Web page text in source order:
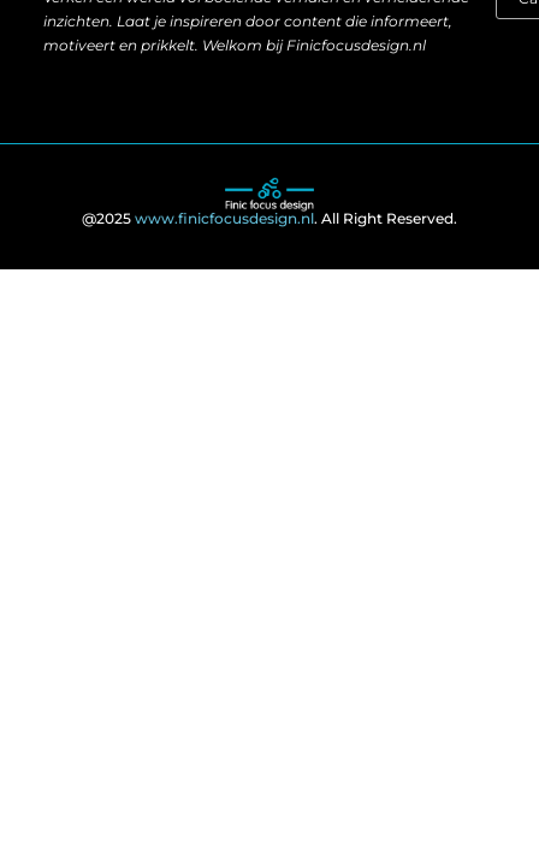
inzichten. Laat je inspireren door content die informeert,
motiveert en prikkelt. Welkom bij Finicfocusdesign.nl
@2025 www.finicfocusdesign.nl. All Right Reserved.